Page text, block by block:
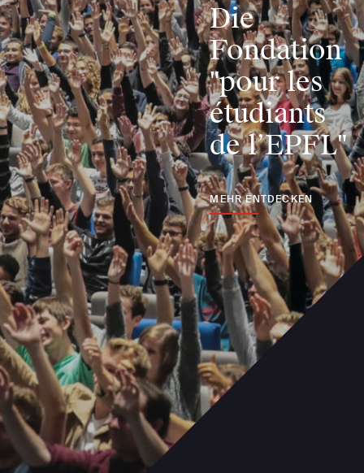
Die
Fondation
"pour les
étudiants
de l’EPFL"
MEHR ENTDECKEN